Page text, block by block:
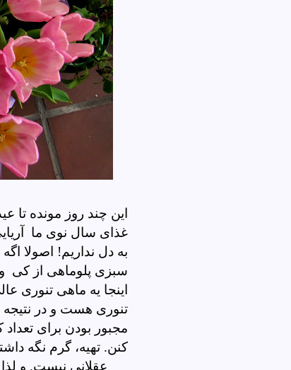
این چند روز مونده تا
غذای سال نوی ما
به دل نداریم! اصولا
سبزی پلوماهی از کی
اینجا یه ماهی تنوری
تنوری هست و در
مجبور بودن برای
کنن. تهیه، گرم نگه